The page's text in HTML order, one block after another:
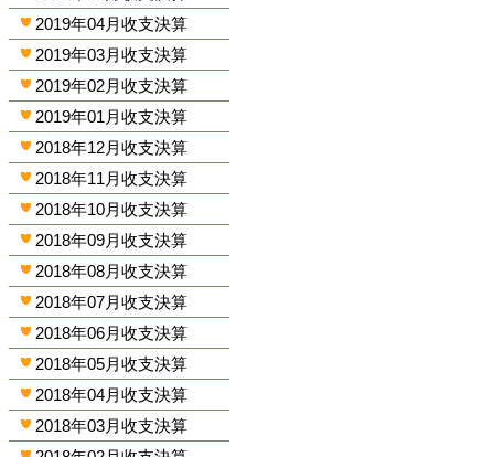
2019年04月收支決算
2019年03月收支決算
2019年02月收支決算
2019年01月收支決算
2018年12月收支決算
2018年11月收支決算
2018年10月收支決算
2018年09月收支決算
2018年08月收支決算
2018年07月收支決算
2018年06月收支決算
2018年05月收支決算
2018年04月收支決算
2018年03月收支決算